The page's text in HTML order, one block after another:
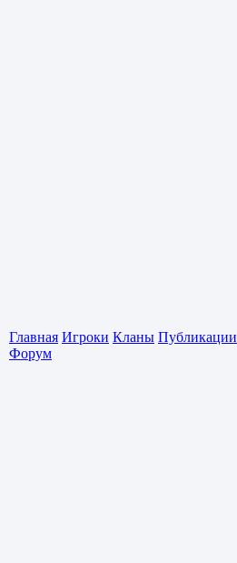
Главная Игроки Кланы Публикации
Форум